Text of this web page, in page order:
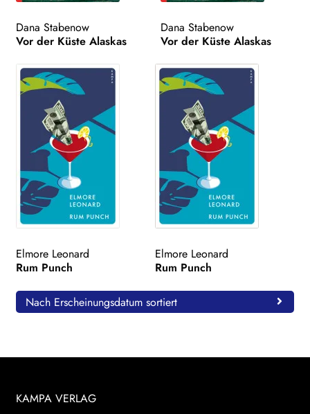
Dana Stabenow
Vor der Küste Alaskas
Dana Stabenow
Vor der Küste Alaskas
Elmore Leonard
Rum Punch
Elmore Leonard
Rum Punch
Nach Erscheinungsdatum sortiert
KAMPA VERLAG